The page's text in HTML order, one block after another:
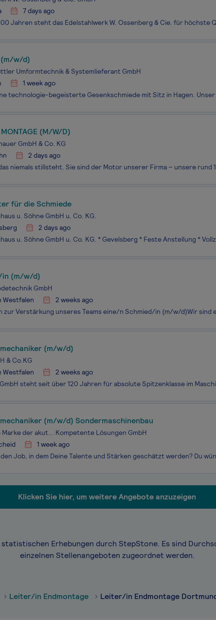
7 days ago
w/d)
Umformtechnik & Systemlieferant GmbH
1 week ago
MONTAGE (M/W/D)
GmbH & Co. KG
2 days ago
für die Schmiede
u. Söhne GmbH u. Co. KG.
2 days ago
in (m/w/d)
GmbH
Westfalen
2 weeks ago
(m/w/d)
& Co.KG
Westfalen
2 weeks ago
(m/w/d) Sondermaschinenbau
Marke der akut... Kompetente Lösungen GmbH
1 week ago
Klicken Sie hier, um weitere Angebote anzuzeigen
Erhebungen durch StepStone. Es sind
einzelnen Stellenangeboten zugeordnet werden.
Leiter/in Endmontage Leiter/in Endmontage